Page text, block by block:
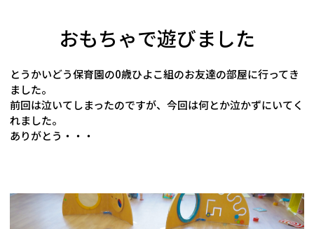
おもちゃで遊びました
とうかいどう保育園の0歳ひよこ組のお友達の部屋に行ってき
ました。
前回は泣いてしまったのですが、今回は何とか泣かずにいてく
れました。
ありがとう・・・